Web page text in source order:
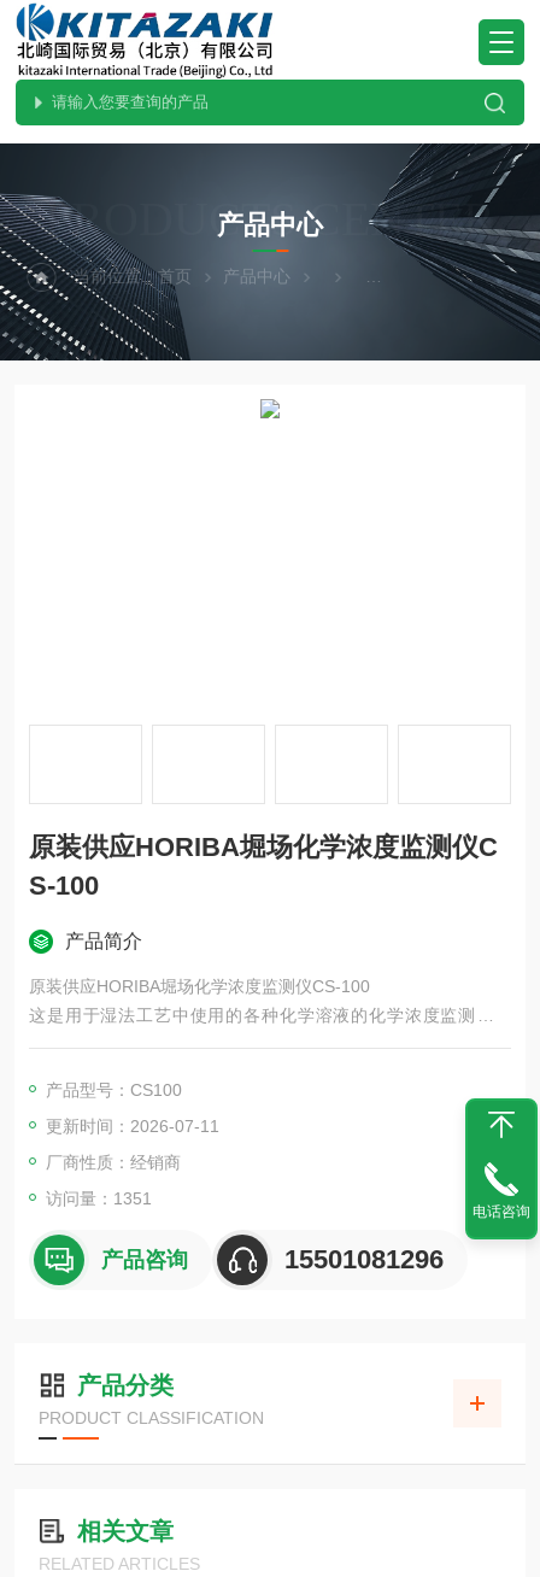
PRODUCTS CENTER
产品中心
当前位置：首页 产品中心 热卖！HORIBA堀场
原装供应HORIBA堀场化学浓度监测仪C
S-100
产品简介
原装供应HORIBA堀场化学浓度监测仪CS-100
这是用于湿法工艺中使用的各种化学溶液的化学浓度监测仪系
列。
量每种成分的浓度，并发出警报通知您何时更换化学溶液或自动
补充。较短的测量周期能够忠实地跟踪浓度变化。
产品型号：CS100
更新时间：2026-07-11
厂商性质：经销商
访问量：1351
产品咨询 15501081296
产品分类
PRODUCT CLASSIFICATION
相关文章
RELATED ARTICLES
电话咨询